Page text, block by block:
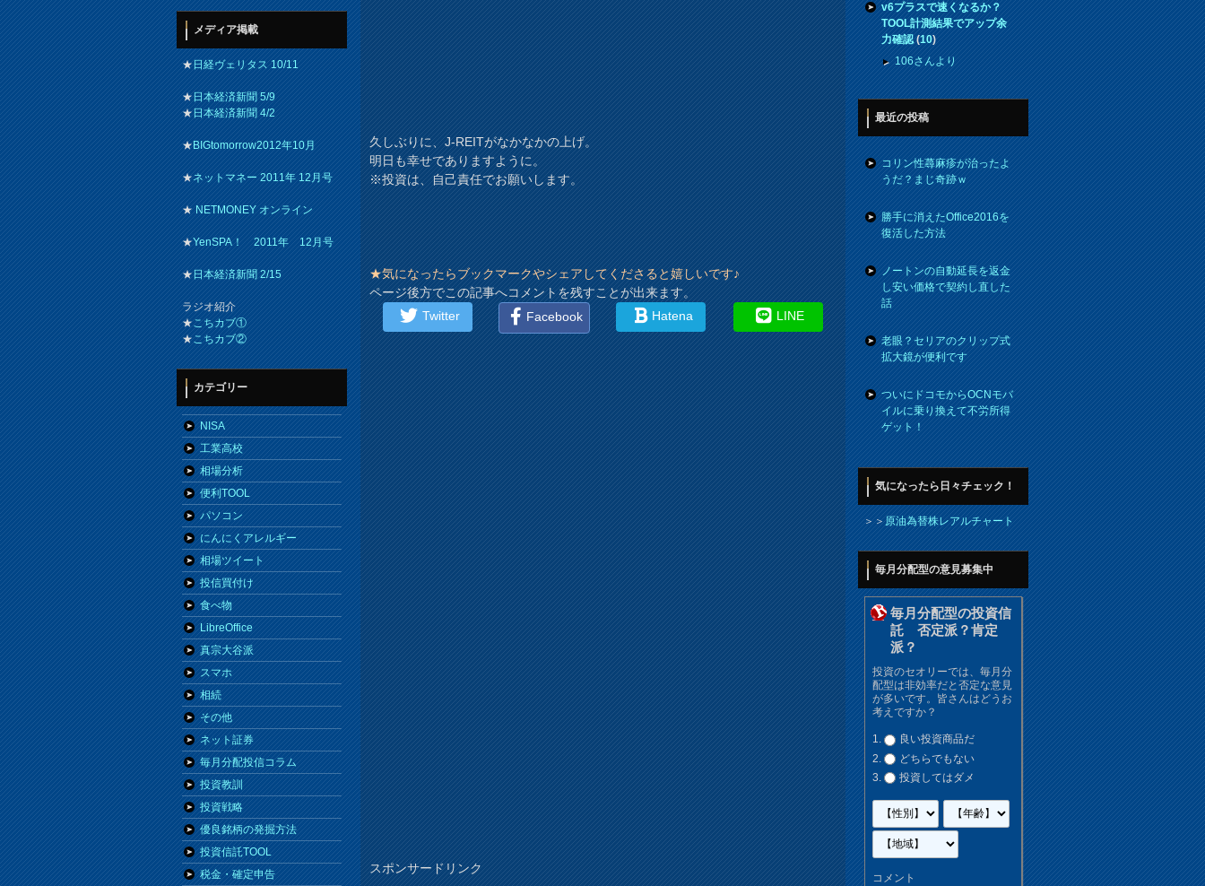
久しぶりに、J-REITがなかなかの上げ。
明日も幸せでありますように。
※投資は、自己責任でお願いします。
★気になったらブックマークやシェアしてくださると嬉しいです♪
ページ後方でこの記事へコメントを残すことが出来ます。
Twitter
Facebook Hatena LINE
スポンサードリンク
メディア掲載
★日経ヴェリタス 10/11
★日本経済新聞 5/9
★日本経済新聞 4/2
★BIGtomorrow2012年10月
★ネットマネー 2011年 12月号
★NETMONEY オンライン
★YenSPA！ 2011年 12月号
★日本経済新聞 2/15
ラジオ紹介
★こちカブ①
★こちカブ②
カテゴリー
NISA
工業高校
相場分析
便利TOOL
パソコン
にんにくアレルギー
相場ツイート
投信買付け
食べ物
LibreOffice
真宗大谷派
スマホ
相続
その他
ネット証券
毎月分配投信コラム
投資教訓
投資戦略
優良銘柄の発掘方法
投資信託TOOL
税金・確定申告
v6プラスで速くなるか？
TOOL計測結果でアップ余
力確認(10)
106さんより
最近の投稿
コリン性蕁麻疹が治ったよ
うだ？まじ奇跡ｗ
勝手に消えたOffice2016を
復活した方法
ノートンの自動延長を返金
し安い価格で契約し直した
話
老眼？セリアのクリップ式
拡大鏡が便利です
ついにドコモからOCNモバ
イルに乗り換えて不労所得
ゲット！
気になったら日々チェック！
＞＞原油為替株レアルチャート
毎月分配型の意見募集中
毎月分配型の投資信
託 否定派？肯定
派？
投資のセオリーでは、毎月分
配型は非効率だと否定な意見
が多いです。皆さんはどうお
考えですか？
良い投資商品だ
どちらでもない
投資してはダメ
コメント